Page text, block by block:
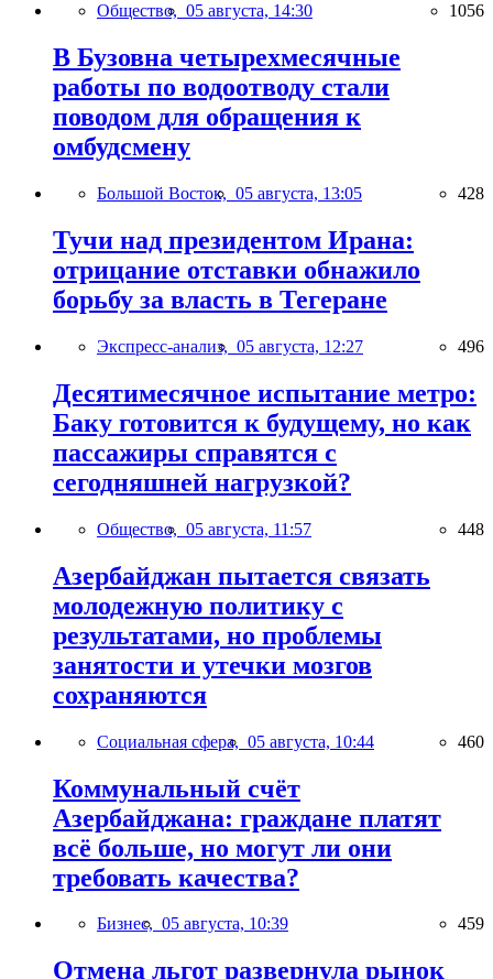
Общество, 05 августа, 14:30 1056
В Бузовна четырехмесячные
работы по водоотводу стали
поводом для обращения к
омбудсмену
Большой Восток, 05 августа, 13:05 428
Тучи над президентом Ирана:
отрицание отставки обнажило
борьбу за власть в Тегеране
Экспресс-анализ, 05 августа, 12:27 496
Десятимесячное испытание метро:
Баку готовится к будущему, но как
пассажиры справятся с
сегодняшней нагрузкой?
Общество, 05 августа, 11:57 448
Азербайджан пытается связать
молодежную политику с
результатами, но проблемы
занятости и утечки мозгов
сохраняются
Социальная сфера, 05 августа, 10:44 460
Коммунальный счёт
Азербайджана: граждане платят
всё больше, но могут ли они
требовать качества?
Бизнес, 05 августа, 10:39 459
Отмена льгот развернула рынок